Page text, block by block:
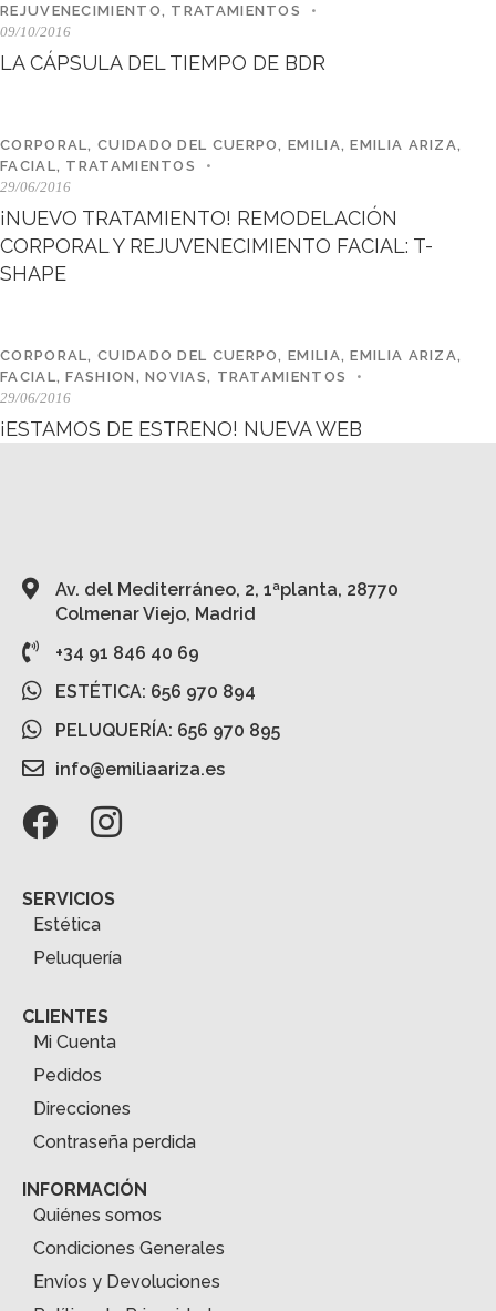
REJUVENECIMIENTO, TRATAMIENTOS
09/10/2016
LA CÁPSULA DEL TIEMPO DE BDR
CORPORAL,CUIDADO DEL CUERPO,EMILIA,EMILIA ARIZA,
FACIAL, TRATAMIENTOS
29/06/2016
¡NUEVO TRATAMIENTO! REMODELACIÓN
CORPORAL Y REJUVENECIMIENTO FACIAL: T-
SHAPE
CORPORAL,CUIDADO DEL CUERPO,EMILIA,EMILIA ARIZA,
FACIAL,FASHION ,NOVIAS, TRATAMIENTOS
29/06/2016
¡ESTAMOS DE ESTRENO! NUEVA WEB
Av. del Mediterráneo, 2, 1ªplanta, 28770
Colmenar Viejo, Madrid
+34 91 846 40 69
ESTÉTICA: 656 970 894
PELUQUERÍA: 656 970 895
info@emiliaariza.es
SERVICIOS
Estética
Peluquería
CLIENTES
Mi Cuenta
Pedidos
Direcciones
Contraseña perdida
INFORMACIÓN
Quiénes somos
Condiciones Generales
Envíos y Devoluciones